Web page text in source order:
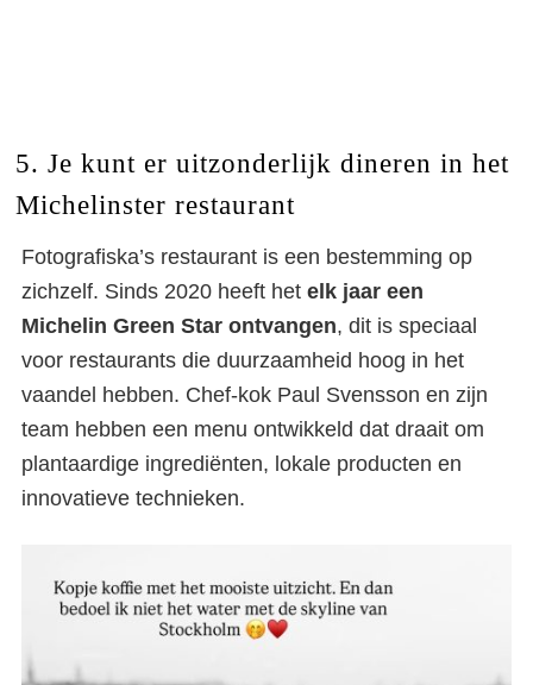
5. Je kunt er uitzonderlijk dineren in het
Michelinster restaurant
Fotografiska’s restaurant is een bestemming op
zichzelf. Sinds 2020 heeft het elk jaar een
Michelin Green Star ontvangen, dit is speciaal
voor restaurants die duurzaamheid hoog in het
vaandel hebben. Chef-kok Paul Svensson en zijn
team hebben een menu ontwikkeld dat draait om
plantaardige ingrediënten, lokale producten en
innovatieve technieken.